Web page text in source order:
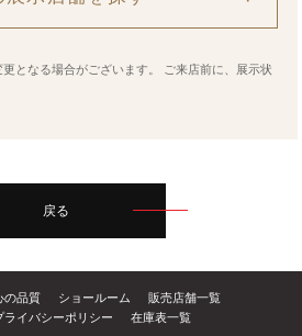
となる場合がございます。
ご来店前に、展示状
戻る
の品質 ショールーム
販売店舗一覧
ライバシーポリシー 在庫表一覧